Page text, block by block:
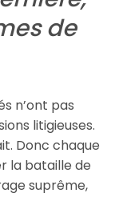
de
n’ont pas
litigieuses.
Donc chaque
la bataille de
suprême,